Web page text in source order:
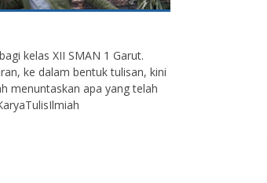
kelas XII SMAN 1 Garut.
ke dalam bentuk tulisan, kini
menuntaskan apa yang telah